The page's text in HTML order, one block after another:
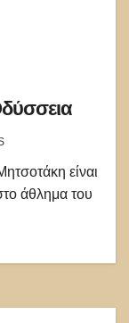
είναι
άθλημα του